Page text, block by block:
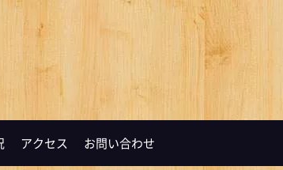
アクセス お問い合わせ